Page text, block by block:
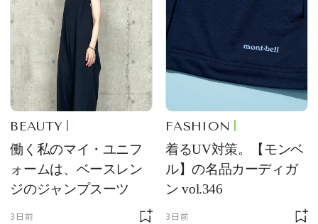
BEAUTY
働く私のマイ・ユニフ
ォームは、ベースレン
ジのジャンプスーツ
3日前
FASHION
着るUV対策。【モンベ
ル】の名品カーディガ
ン vol.346
3日前